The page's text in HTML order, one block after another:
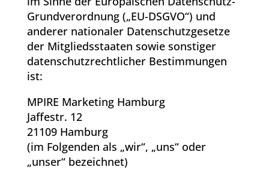
Grundverordnung („EU-DSGVO“) und
anderer nationaler Datenschutzgesetze
der Mitgliedsstaaten sowie sonstiger
datenschutzrechtlicher Bestimmungen
ist:
MPIRE Marketing Hamburg
Jaffestr. 12
21109 Hamburg
(im Folgenden als „wir“, „uns“ oder
„unser“ bezeichnet)